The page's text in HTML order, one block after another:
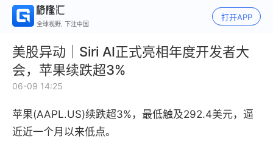
全球视野, 下注中国
打开APP
美股异动｜Siri AI正式亮相年度开发者大
会，苹果续跌超3%
06-09 14:25
苹果(AAPL.US)续跌超3%，最低触及292.4美元，逼
近近一个月以来低点。